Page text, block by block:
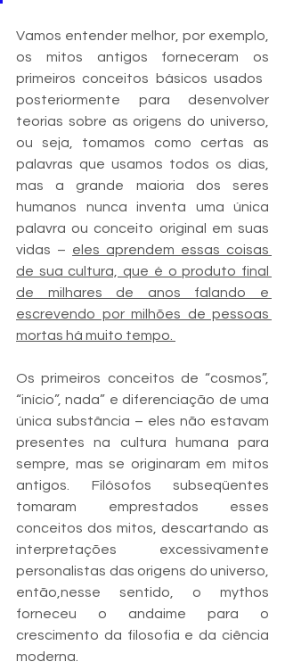
Vamos entender melhor, por exemplo,
os mitos antigos forneceram os
primeiros conceitos básicos usados ​​
posteriormente para desenvolver
teorias sobre as origens do universo,
ou seja, tomamos como certas as
palavras que usamos todos os dias,
mas a grande maioria dos seres
humanos nunca inventa uma única
palavra ou conceito original em suas
vidas – eles aprendem essas coisas
de sua cultura, que é o produto final
de milhares de anos falando e
escrevendo por milhões de pessoas
mortas há muito tempo.
Os primeiros conceitos de “cosmos”,
“início”, nada” e diferenciação de uma
única substância – eles não estavam
presentes na cultura humana para
sempre, mas se originaram em mitos
antigos. Filósofos subseqüentes
tomaram emprestados esses
conceitos dos mitos, descartando as
interpretações excessivamente
personalistas das origens do universo,
então,nesse sentido, o mythos
forneceu o andaime para o
crescimento da filosofia e da ciência
moderna.